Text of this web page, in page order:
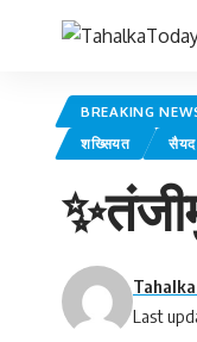
BREAKING
शख्सियत
सैयद
Last